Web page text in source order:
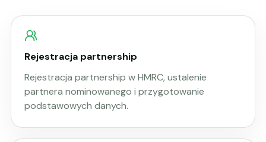
Rejestracja partnership
Rejestracja partnership w HMRC, ustalenie
partnera nominowanego i przygotowanie
podstawowych danych.